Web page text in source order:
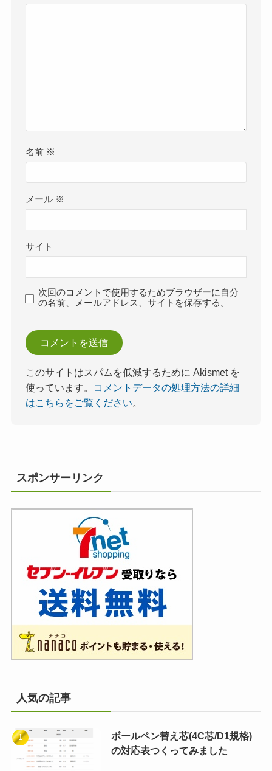
名前 ※
メール ※
サイト
次回のコメントで使用するためブラウザーに自分
の名前、メールアドレス、サイトを保存する。
このサイトはスパムを低減するために Akismet を
使っています。
コメントデータの処理方法の詳細
はこちらをご覧ください。
スポンサーリンク
人気の記事
ボールペン替え芯(4C芯/D1規格)
の対応表つくってみました